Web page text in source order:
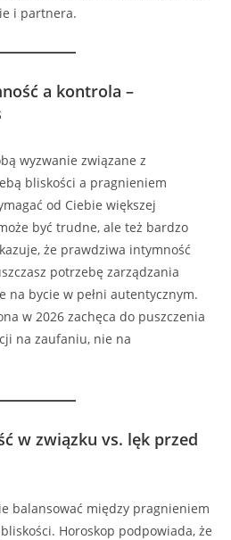
i partnera.
a kontrola –
wyzwanie związane z
bliskości a pragnieniem
od Ciebie większej
być trudne, ale też bardzo
że prawdziwa intymność
potrzebę zarządzania
na bycie w pełni autentycznym.
w 2026 zachęca do puszczenia
na zaufaniu, nie na
w związku vs. lęk przed
balansować między pragnieniem
Horoskop podpowiada, że